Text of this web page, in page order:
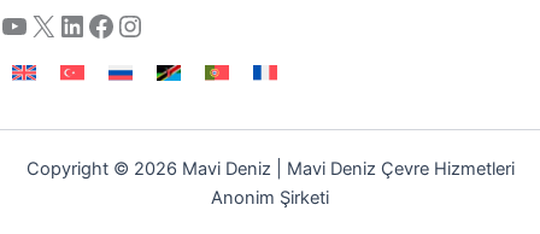
YouTube X LinkedIn Facebook Instagram
Copyright © 2026 Mavi Deniz | Mavi Deniz Çevre Hizmetleri
Anonim Şirketi